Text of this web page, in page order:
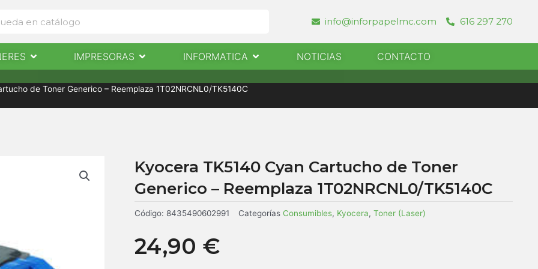
info@inforpapelmc.com 616 297 270
INFORMÁTICA NOTICIAS CONTACTO
Abrir EscaneresIMPRESORAS Abrir ImpresorasINFORMATICA Abrir InformaticaNOTICIAS CONTACTO
de Toner Generico – Reemplaza 1T02NRCNL0/TK5140C
Kyocera TK5140 Cyan Cartucho de Toner
Generico – Reemplaza 1T02NRCNL0/TK5140C
Código: 8435490602991 Categorías Consumibles, Kyocera, Toner (Laser)
24,90 €